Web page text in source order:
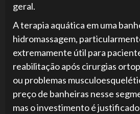
geral.
A terapia aquática em uma
hidromassagem,
extremamente útil para
reabilitação após cirurgias
ou problemas
preço de banheiras nesse
mas o investimento é